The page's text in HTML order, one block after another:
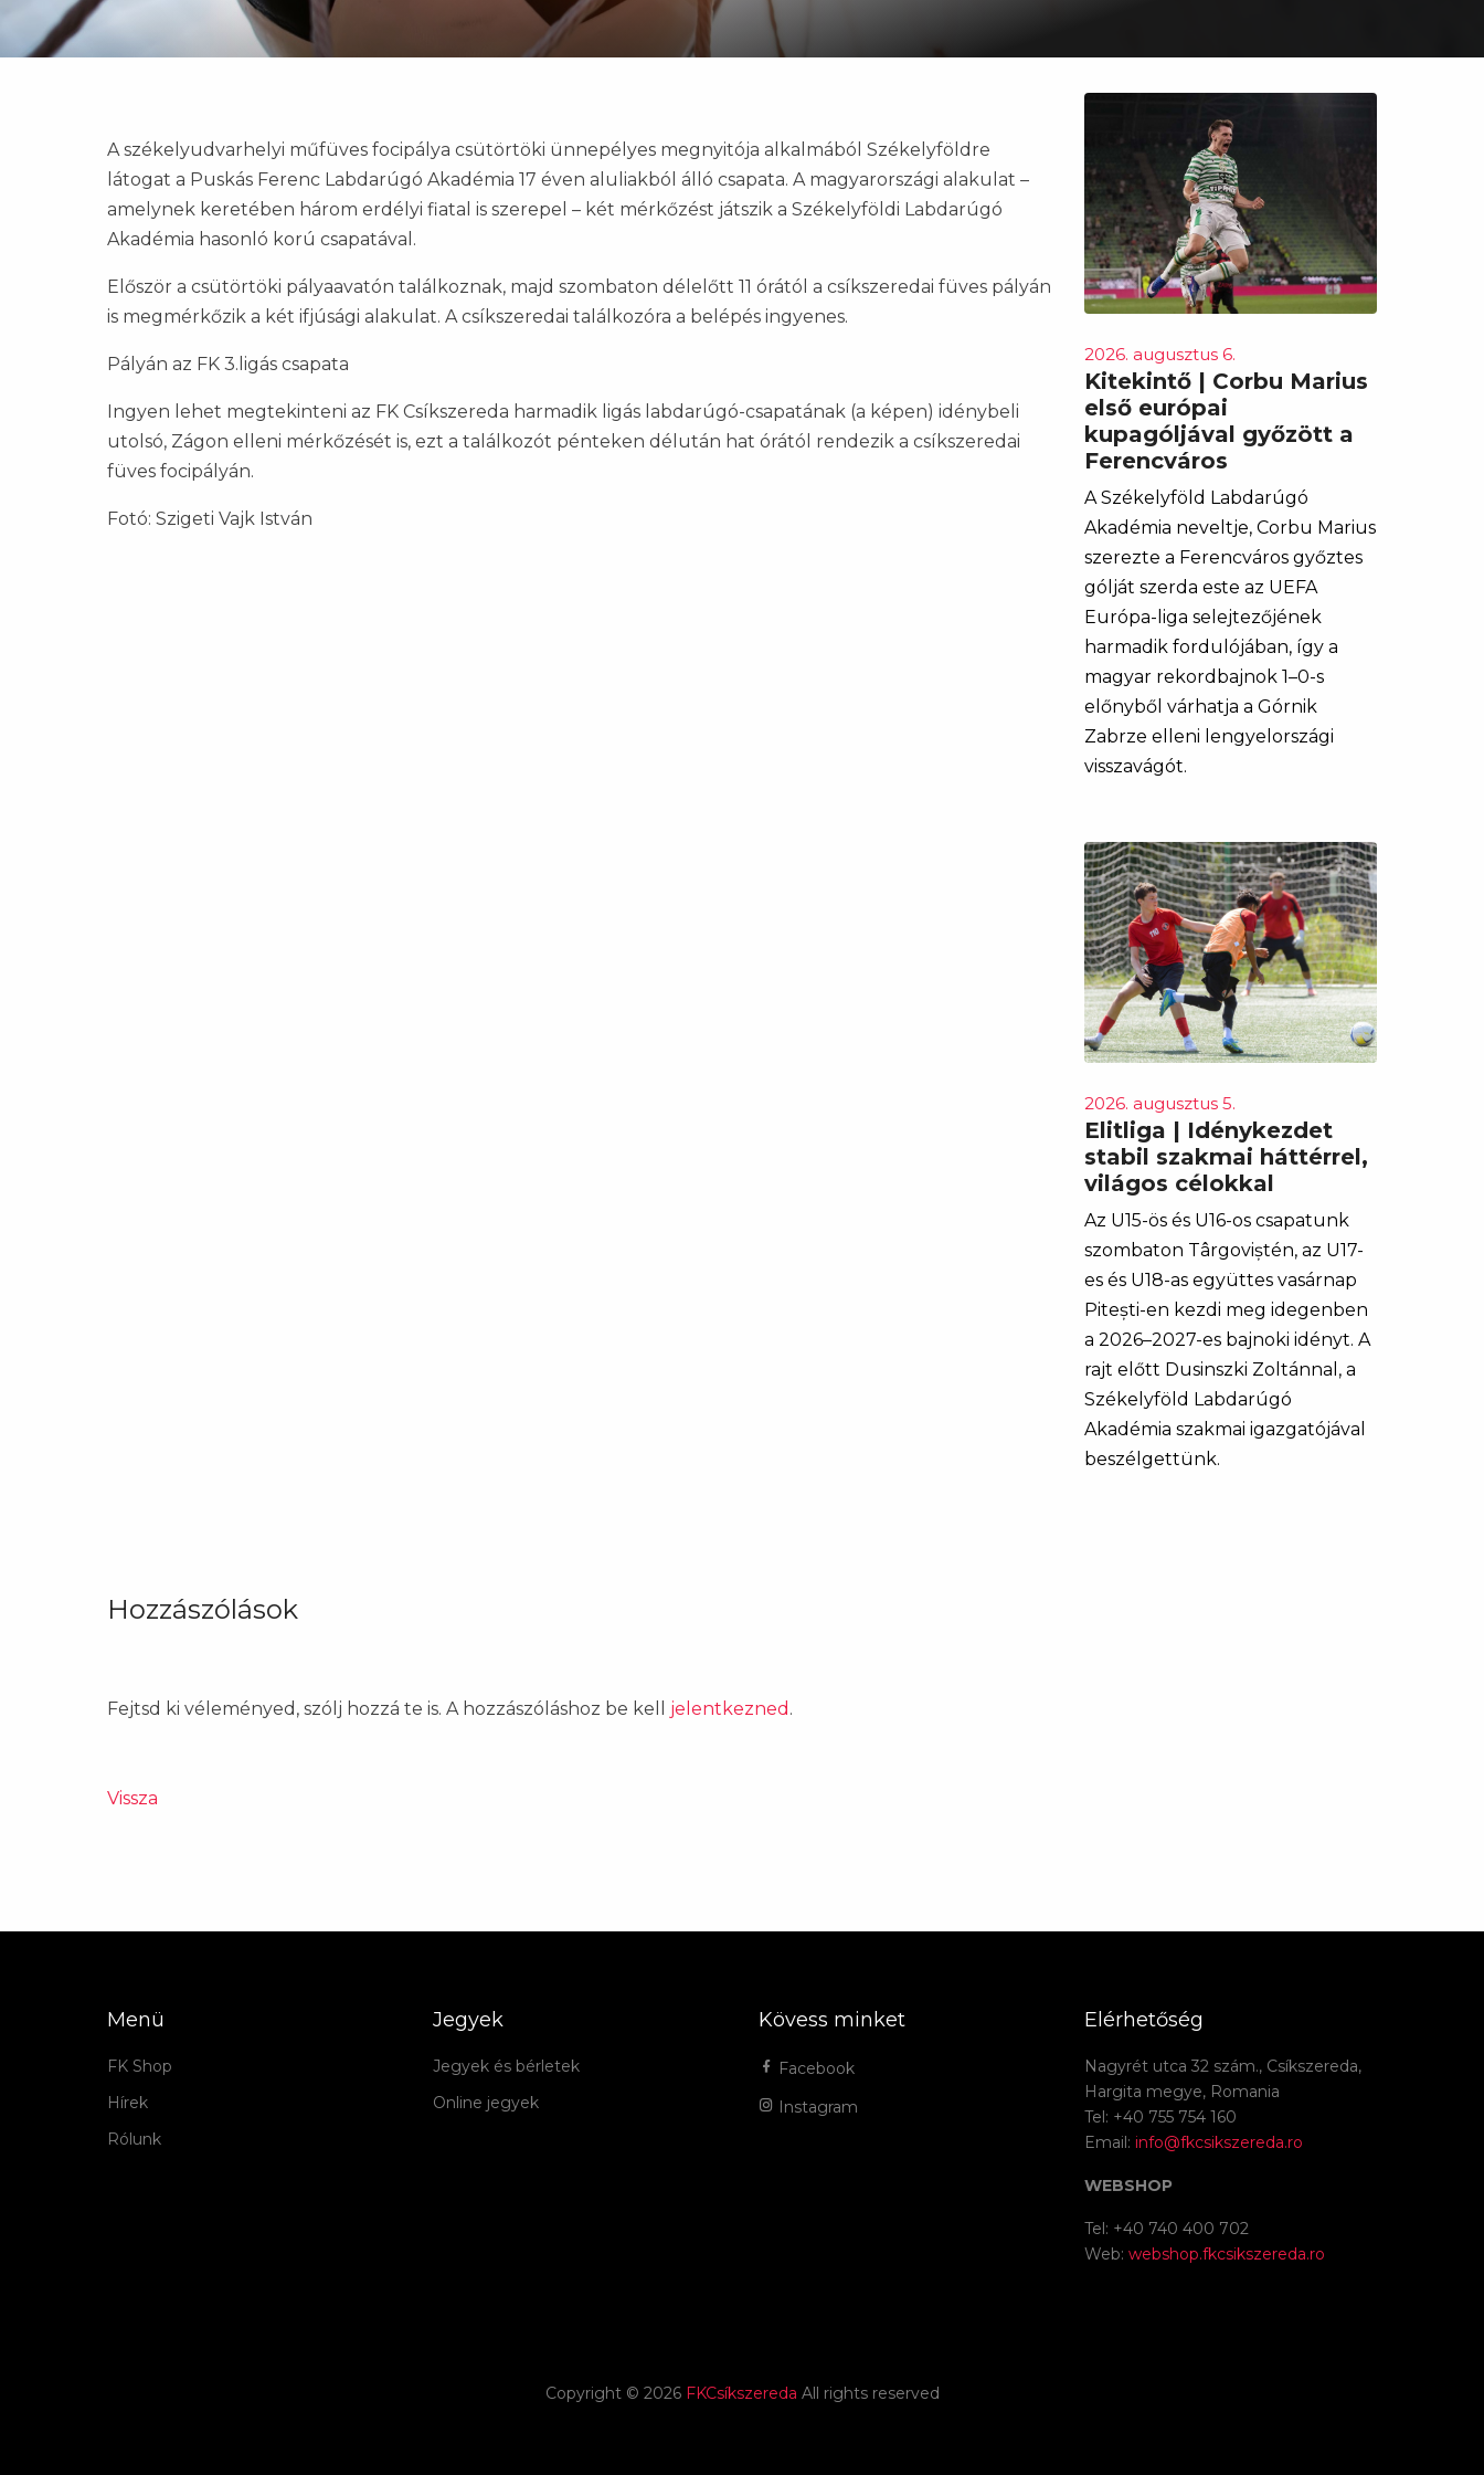
A székelyudvarhelyi műfüves focipálya csütörtöki ünnepélyes megnyitója alkalmából Székelyföldre
látogat a Puskás Ferenc Labdarúgó Akadémia 17 éven aluliakból álló csapata. A magyarországi alakulat –
amelynek keretében három erdélyi fiatal is szerepel – két mérkőzést játszik a Székelyföldi Labdarúgó
Akadémia hasonló korú csapatával.
Először a csütörtöki pályaavatón találkoznak, majd szombaton délelőtt 11 órától a csíkszeredai füves pályán
is megmérkőzik a két ifjúsági alakulat. A csíkszeredai találkozóra a belépés ingyenes.
Pályán az FK 3.ligás csapata
Ingyen lehet megtekinteni az FK Csíkszereda harmadik ligás labdarúgó-csapatának (a képen) idénybeli
utolsó, Zágon elleni mérkőzését is, ezt a találkozót pénteken délután hat órától rendezik a csíkszeredai
füves focipályán.
Fotó: Szigeti Vajk István
2026. augusztus 6.
Kitekintő | Corbu Marius
első európai
kupagóljával győzött a
Ferencváros
A Székelyföld Labdarúgó
Akadémia neveltje, Corbu Marius
szerezte a Ferencváros győztes
gólját szerda este az UEFA
Európa-liga selejtezőjének
harmadik fordulójában, így a
magyar rekordbajnok 1–0-s
előnyből várhatja a Górnik
Zabrze elleni lengyelországi
visszavágót.
2026. augusztus 5.
Elitliga | Idénykezdet
stabil szakmai háttérrel,
világos célokkal
Az U15-ös és U16-os csapatunk
szombaton Târgoviștén, az U17-
es és U18-as együttes vasárnap
Pitești-en kezdi meg idegenben
a 2026–2027-es bajnoki idényt. A
rajt előtt Dusinszki Zoltánnal, a
Székelyföld Labdarúgó
Akadémia szakmai igazgatójával
beszélgettünk.
Hozzászólások
Fejtsd ki véleményed, szólj hozzá te is. A hozzászóláshoz be kell jelentkezned .
Vissza
Menü
FK Shop
Hírek
Rólunk
Jegyek
Jegyek és bérletek
Online jegyek
Kövess minket
Facebook
Instagram
Elérhetőség
Nagyrét utca 32 szám., Csíkszereda,
Hargita megye, Romania
Tel: +40 755 754 160
Email: info@fkcsikszereda.ro
WEBSHOP
Tel: +40 740 400 702
Web: webshop.fkcsikszereda.ro
Copyright © 2026 FKCsíkszereda All rights reserved